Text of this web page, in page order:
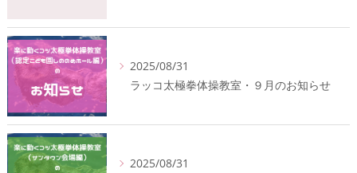
2025/08/31
ラッコ太極拳体操教室・９月のお知らせ
2025/08/31